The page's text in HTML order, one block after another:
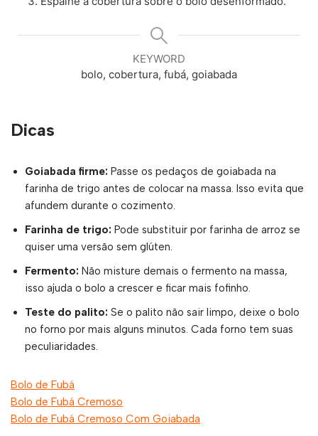
KEYWORD
bolo, cobertura, fubá, goiabada
Dicas
Goiabada firme: Passe os pedaços de goiabada na
farinha de trigo antes de colocar na massa. Isso evita que
afundem durante o cozimento.
Farinha de trigo: Pode substituir por farinha de arroz se
quiser uma versão sem glúten.
Fermento: Não misture demais o fermento na massa,
isso ajuda o bolo a crescer e ficar mais fofinho.
Teste do palito: Se o palito não sair limpo, deixe o bolo
no forno por mais alguns minutos. Cada forno tem suas
peculiaridades.
Bolo de Fubá
Bolo de Fubá Cremoso
Bolo de Fubá Cremoso Com Goiabada